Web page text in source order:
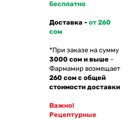
бесплатно
Доставка - от 260
сом
*При заказе на сумму
3000 сом и выше -
Фармамир возмещает
260 сом с общей
стоимости доставки
Важно!
Рецептурные